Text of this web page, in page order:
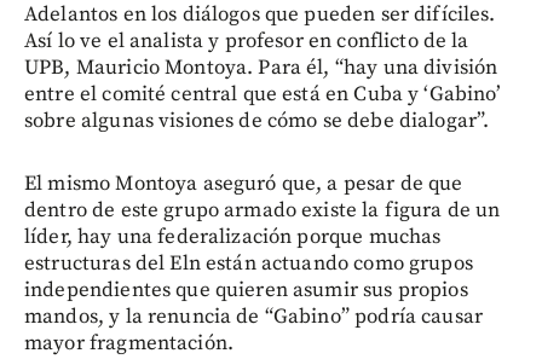
Adelantos en los diálogos que pueden ser difíciles.
Así lo ve el analista y profesor en conflicto de la
UPB, Mauricio Montoya. Para él, “hay una división
entre el comité central que está en Cuba y ‘Gabino’
sobre algunas visiones de cómo se debe dialogar”.
El mismo Montoya aseguró que, a pesar de que
dentro de este grupo armado existe la figura de un
líder, hay una federalización porque muchas
estructuras del Eln están actuando como grupos
independientes que quieren asumir sus propios
mandos, y la renuncia de “Gabino” podría causar
mayor fragmentación.